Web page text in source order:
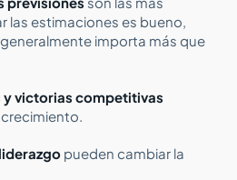
las estimaciones es bueno,
importa más que
victorias competitivas
pueden cambiar la